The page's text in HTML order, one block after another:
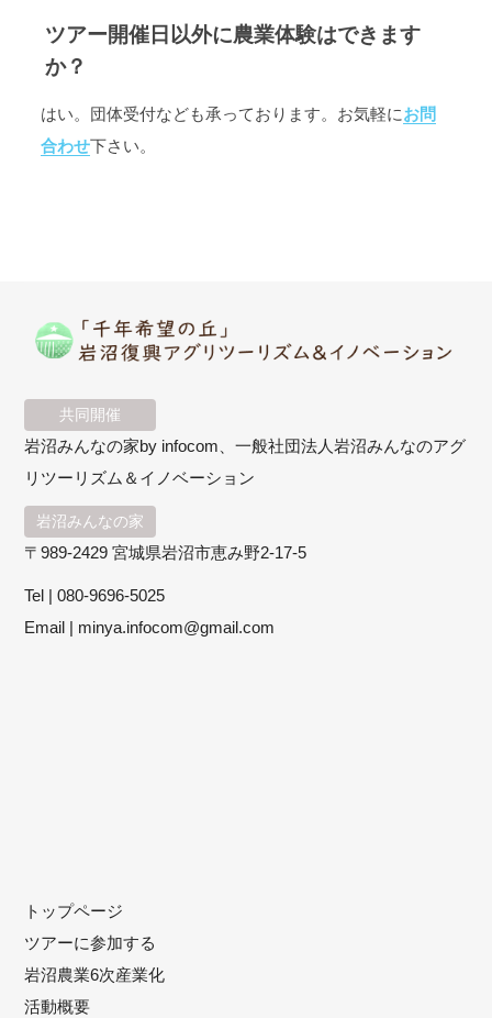
ツアー開催日以外に農業体験はできます
か？
はい。団体受付なども承っております。お気軽にお問
合わせ下さい。
共同開催
岩沼みんなの家by infocom、一般社団法人岩沼みんなのアグ
リツーリズム＆イノベーション
岩沼みんなの家
〒989-2429 宮城県岩沼市恵み野2-17-5
Tel |080-9696-5025
Email | minya.infocom@gmail.com
トップページ
ツアーに参加する
岩沼農業6次産業化
活動概要